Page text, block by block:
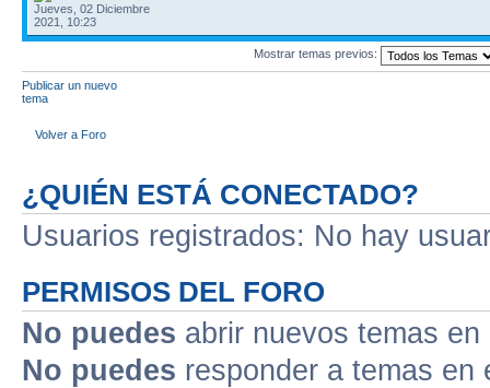
Jueves, 02 Diciembre
2021, 10:23
Mostrar temas previos:
Publicar un nuevo
tema
Volver a Foro
¿QUIÉN ESTÁ CONECTADO?
Usuarios registrados: No hay
PERMISOS DEL FORO
No puedes abrir nuevos temas
No puedes responder a temas en